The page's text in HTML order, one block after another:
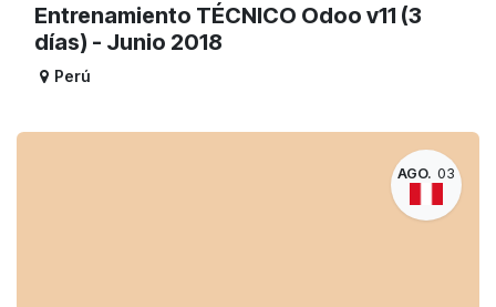
Entrenamiento TÉCNICO Odoo v11 (3
días) - Junio 2018
Perú
AGO. 03